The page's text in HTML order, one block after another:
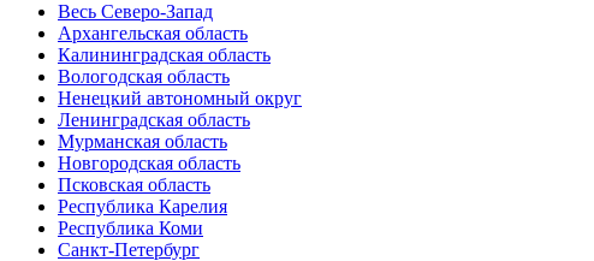
Весь Северо-Запад
Архангельская область
Калининградская область
Вологодская область
Ненецкий автономный округ
Ленинградская область
Мурманская область
Новгородская область
Псковская область
Республика Карелия
Республика Коми
Санкт-Петербург